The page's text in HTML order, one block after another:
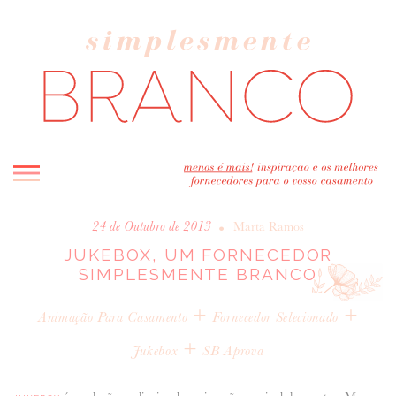
INICIO
BLOG
MELHOR INSPIRAÇÃO
ENTREVISTAS
CASAVA-ME AQUI!
24 de Outubro de 2013 • Marta Ramos
JUKEBOX, UM FORNECEDOR
SIMPLESMENTE BRANCO
Animação Para Casamento +Fornecedor Selecionado +
Jukebox + SB Aprova